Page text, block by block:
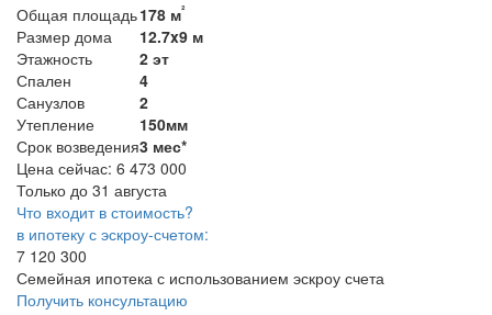
Общая площадь178 м²
Размер дома
12.7x9 м
Этажность
2 эт
Спален
4
Санузлов
2
Утепление
150мм
Срок возведения3 мес*
Цена сейчас: 6 473 000
Только до 31 августа
Что входит в стоимость?
в ипотеку с эскроу-счетом:
7 120 300
Семейная ипотека с использованием эскроу счета
Получить консультацию